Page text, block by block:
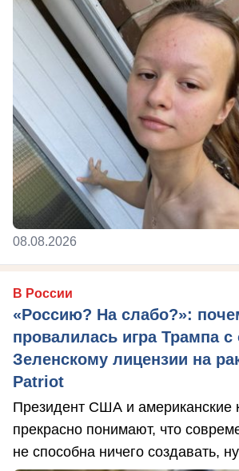
08.08.2026
В России
«Россию? На слабо?»:
провалилась игра Трампа
Зеленскому лицензии на
Patriot
Президент США и американские
прекрасно понимают, что
не способна ничего создавать,